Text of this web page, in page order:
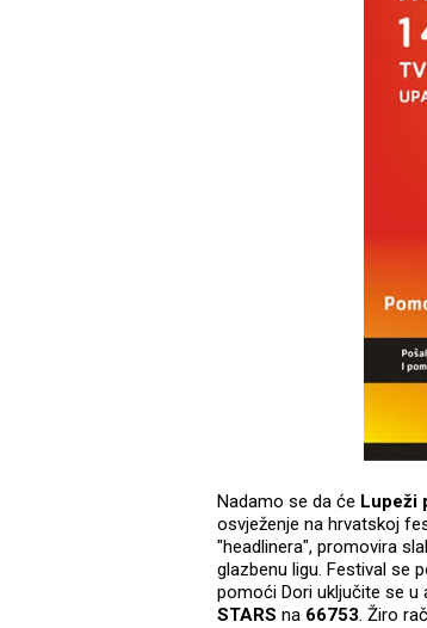
Nadamo se da će Lupeži
osvježenje na hrvatskoj
"headlinera", promovira
glazbenu ligu. Festival se
pomoći Dori uključite se u
STARS na 66753. Žiro